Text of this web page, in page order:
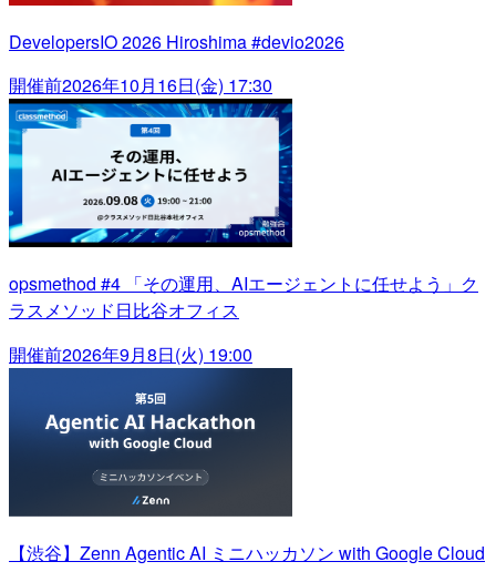
DevelopersIO 2026 Hiroshima #devio2026
開催前2026年10月16日(金) 17:30
opsmethod #4 「その運用、AIエージェントに任せよう」ク
ラスメソッド日比谷オフィス
開催前2026年9月8日(火) 19:00
【渋谷】Zenn Agentic AI ミニハッカソン with Google Cloud